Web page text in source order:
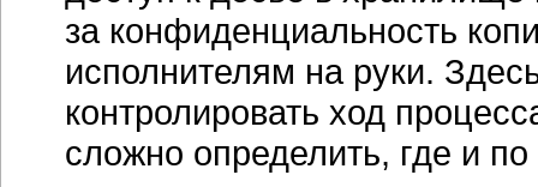
за конфиденциальность
исполнителям на руки.
контролировать ход
сложно определить, где и